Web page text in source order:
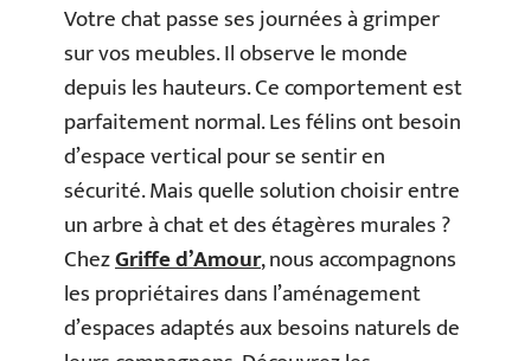
Votre chat passe ses journées à grimper
sur vos meubles. Il observe le monde
depuis les hauteurs. Ce comportement est
parfaitement normal. Les félins ont besoin
d’espace vertical pour se sentir en
sécurité. Mais quelle solution choisir entre
un arbre à chat et des étagères murales ?
ChezGriffe d’Amour, nous accompagnons
les propriétaires dans l’aménagement
d’espaces adaptés aux besoins naturels de